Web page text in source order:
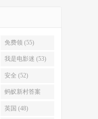
免费领 (55)
我是电影迷 (53)
安全 (52)
蚂蚁新村答案
(51)
英国 (48)